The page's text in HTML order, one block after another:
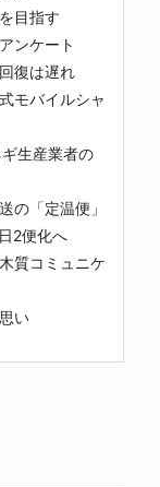
目指す
ンケート
復は遅れ
モバイルシャ
生産業者の
の「定温便」
2便化へ
質コミュニケ
い